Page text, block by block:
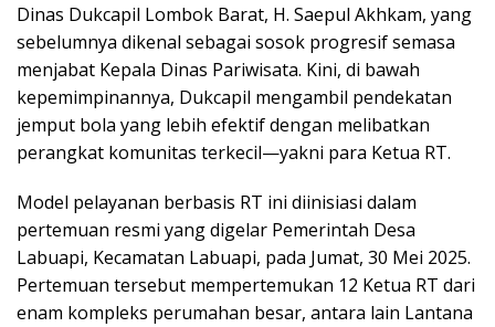
Dinas Dukcapil Lombok Barat, H. Saepul Akhkam, yang
sebelumnya dikenal sebagai sosok progresif semasa
menjabat Kepala Dinas Pariwisata. Kini, di bawah
kepemimpinannya, Dukcapil mengambil pendekatan
jemput bola yang lebih efektif dengan melibatkan
perangkat komunitas terkecil—yakni para Ketua RT.
Model pelayanan berbasis RT ini diinisiasi dalam
pertemuan resmi yang digelar Pemerintah Desa
Labuapi, Kecamatan Labuapi, pada Jumat, 30 Mei 2025.
Pertemuan tersebut mempertemukan 12 Ketua RT dari
enam kompleks perumahan besar, antara lain Lantana